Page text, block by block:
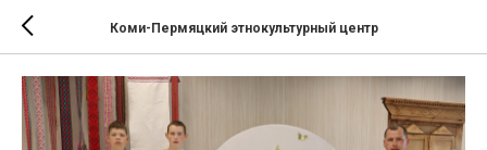
Коми-Пермяцкий этнокультурный центр